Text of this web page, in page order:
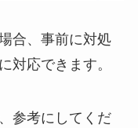
合、事前に対処
対応できます。
参考にしてくだ